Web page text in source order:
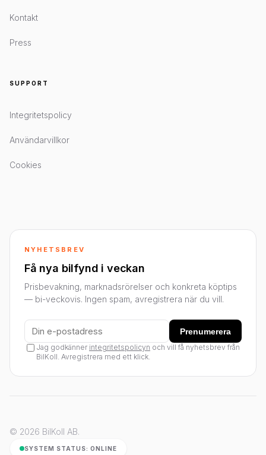
Kontakt
Press
SUPPORT
Integritetspolicy
Användarvillkor
Cookies
NYHETSBREV
Få nya bilfynd i veckan
Prisbevakning, marknadsrörelser och konkreta köptips
— bi-veckovis. Ingen spam, avregistrera när du vill.
Prenumerera
Jag godkänner integritetspolicyn och vill få nyhetsbrev från
BilKoll. Avregistrera med ett klick.
© 2026 BilKoll AB.
SYSTEM STATUS: ONLINE